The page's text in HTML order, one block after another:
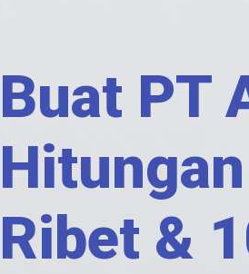
Buat PT
Ribet &